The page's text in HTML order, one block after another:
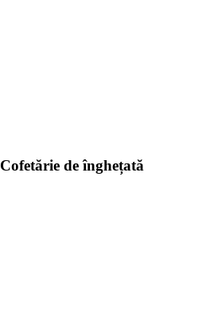
Cofetărie de înghețată